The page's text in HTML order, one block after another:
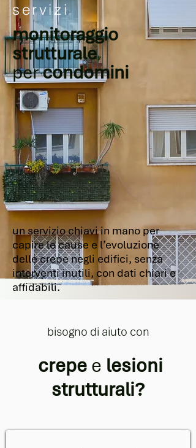
servizi
monitoraggio
strutturale
percondomini
un servizio chiavi in mano per
capire le cause e l’evoluzione
delle crepe negli edifici, senza
interventi inutili, con dati chiari e
affidabili.
bisogno di aiuto con
crepe e lesioni
strutturali?